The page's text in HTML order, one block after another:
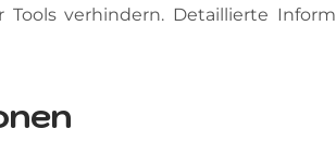
verhindern. Detaillierte